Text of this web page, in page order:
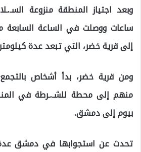
وبعد اجتياز المنطقة منزوعة
ساعات ووصلت في الساعة السابعة
إلى قرية خضر، التي تبعد عدة
ومن قرية خضر، بدأ أشخاص
منهم إلى محطة للشـ.ـرطة في
بيوم إلى دمشق.
تحدث عن استجوابها في دمشق